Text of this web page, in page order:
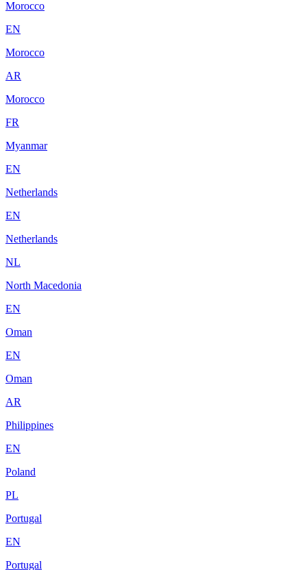
Morocco
EN
Morocco
AR
Morocco
FR
Myanmar
EN
Netherlands
EN
Netherlands
NL
North Macedonia
EN
Oman
EN
Oman
AR
Philippines
EN
Poland
PL
Portugal
EN
Portugal